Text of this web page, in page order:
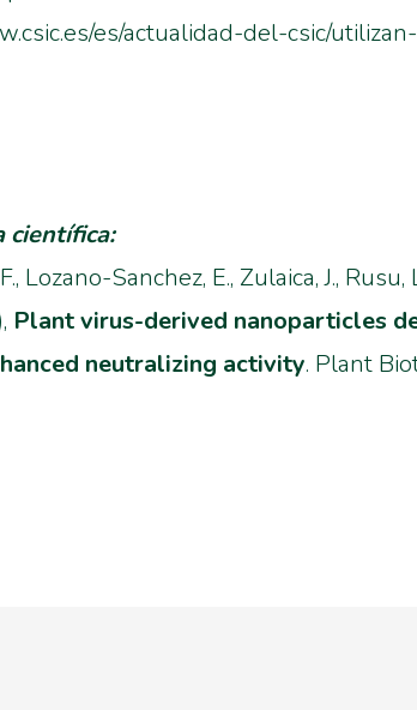
es/actualidad-del-csic/
científica:
Lozano-Sanchez, E., Zulaica, J.,
Plant virus-derived nanoparticles
neutralizing activity. Plant